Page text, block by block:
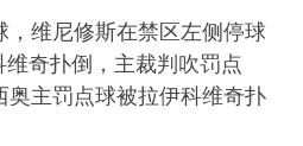
维尼修斯在禁区左侧停球
奇扑倒，主裁判吹罚点
主罚点球被拉伊科维奇扑